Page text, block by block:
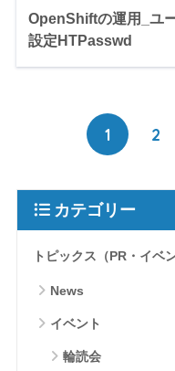
OpenShiftの運用_ユ
設定HTPasswd
1 2
カテゴリー
トピックス（PR・イベン
News
イベント
輪読会